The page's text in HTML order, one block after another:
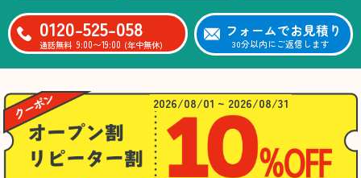
0120-525-058
通話無料 9:00〜19:00 (年中無休)
フォームでお見積り
30分以内にご返信します
2026/08/01 ~ 2026/08/31